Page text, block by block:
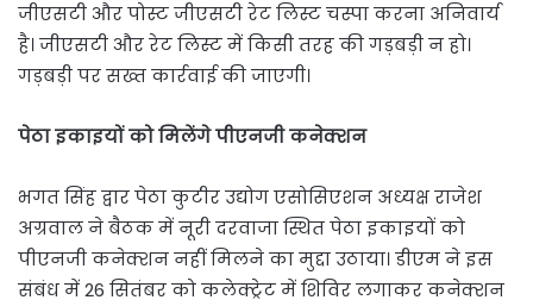
जीएसटी और पोस्ट जीएसटी रेट लिस्ट चस्पा करना अनिवार्य
है। जीएसटी और रेट लिस्ट में किसी तरह की गड़बड़ी न हो।
गड़बड़ी पर सख्त कार्रवाई की जाएगी।
पेठा इकाइयों को मिलेंगे पीएनजी कनेक्शन
भगत सिंह द्वार पेठा कुटीर उद्योग एसोसिएशन अध्यक्ष राजेश
अग्रवाल ने बैठक में नूरी दरवाजा स्थित पेठा इकाइयों को
पीएनजी कनेक्शन नहीं मिलने का मुद्दा उठाया। डीएम ने इस
संबंध में 26 सितंबर को कलेक्ट्रेट में शिविर लगाकर कनेक्शन